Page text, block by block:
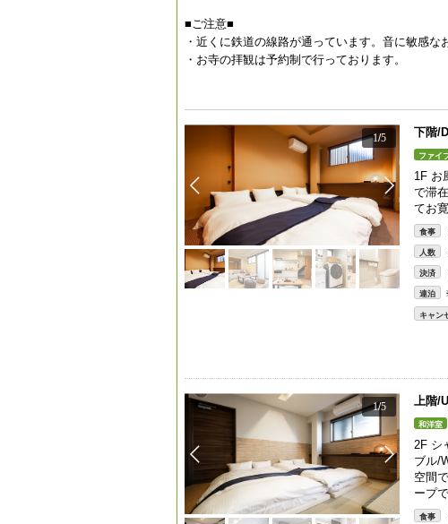
■ご注意■
・近くに鉄道の線路が通っています。音に敏感な
・お寺の拝観は予約制で行っております。
1/5 下階/
ファイ
1F お
で滞
てお
食事
人数
決済
連泊
キャン
1/5 上階/
和洋室
2F シ
ブル/
空間
ープ
食事